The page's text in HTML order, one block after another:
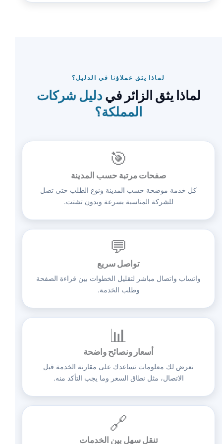
لماذا يثق عملاؤنا في الدليل؟
لماذا يثق الزائر فيدليل شركات
المملكة؟
🎯
صفحات مرتبة حسب المدينة
كل خدمة موضحة حسب المدينة ونوع الطلب حتى تصل
للشركة المناسبة بسرعة وبدون تشتت.
💬
تواصل سريع
واتساب واتصال مباشر لتقليل الخطوات بين قراءة الصفحة
وطلب الخدمة.
📊
أسعار ونصائح واضحة
نعرض لك معلومات تساعدك على مقارنة الخدمة قبل
الاتصال، مثل نطاق السعر وما يجب التأكد منه.
🔗
تنقل سهل بين الخدمات